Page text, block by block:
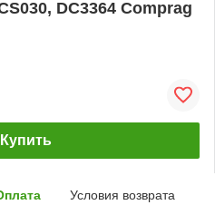
DC3364 Comprag
Купить
Условия возврата